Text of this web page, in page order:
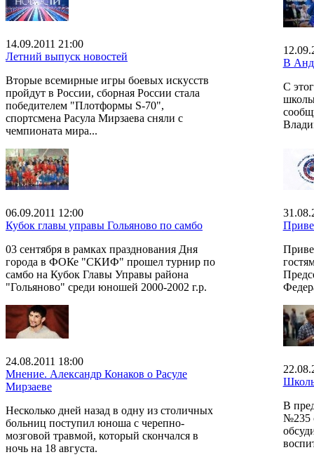
14.09.2011 21:00
Летний выпуск новостей
Вторые всемирные игры боевых искусств
пройдут в России, сборная России стала
победителем "Плотформы S-70",
спортсмена Расула Мирзаева сняли с
чемпионата мира...
В
С
школы
06.09.2011 12:00
Кубок главы управы Гольяново по самбо
03 сентября в рамках празднования Дня
города в ФОКе "СКИФ" прошел турнир по
самбо на Кубок Главы Управы района
"Гольяново" среди юношей 2000-2002 г.р.
24.08.2011 18:00
Мнение. Александр Конаков о Расуле
Мирзаеве
Несколько дней назад в одну из столичных
больниц поступил юноша с черепно-
мозговой травмой, который скончался в
ночь на 18 августа.
В
№235